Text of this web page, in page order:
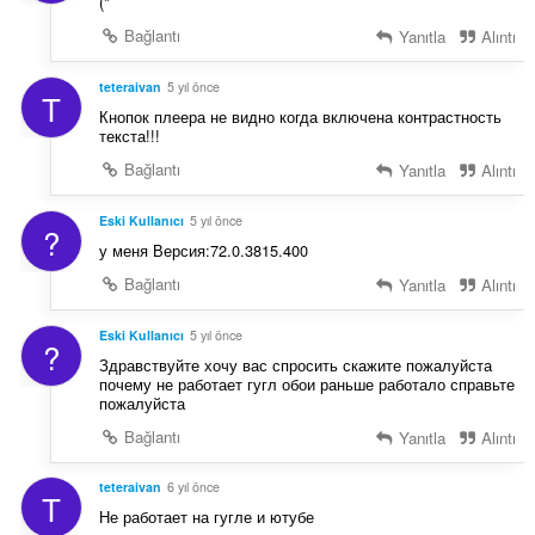
Bağlantı
Yanıtla Alıntı
T teteraivan 5 yıl önce
Кнопок плеера не видно когда включена контрастность
текста!!!
Bağlantı
Yanıtla Alıntı
? Eski Kullanıcı 5 yıl önce
у меня Версия:72.0.3815.400
Bağlantı
Yanıtla Alıntı
? Eski Kullanıcı 5 yıl önce
Здравствуйте хочу вас спросить скажите пожалуйста
почему не работает гугл обои раньше работало справьте
пожалуйста
Bağlantı
Yanıtla Alıntı
T teteraivan 6 yıl önce
Не работает на гугле и ютубе